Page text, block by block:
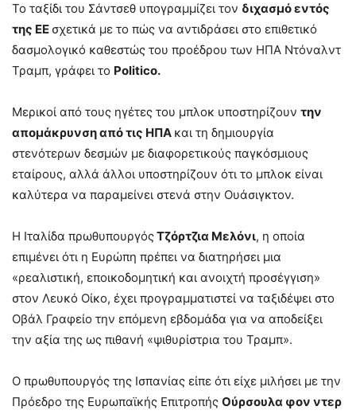
Το ταξίδι του Σάντσεθ υπογραμμίζει τον διχασμό εντός
της ΕΕ σχετικά με το πώς να αντιδράσει στο επιθετικό
δασμολογικό καθεστώς του προέδρου των ΗΠΑ Ντόναλντ
Τραμπ, γράφει το Politico.
Μερικοί από τους ηγέτες του μπλοκ υποστηρίζουν την
απομάκρυνση από τις ΗΠΑ και τη δημιουργία
στενότερων δεσμών με διαφορετικούς παγκόσμιους
εταίρους, αλλά άλλοι υποστηρίζουν ότι το μπλοκ είναι
καλύτερα να παραμείνει στενά στην Ουάσιγκτον.
Η Ιταλίδα πρωθυπουργόςΤζόρτζια Μελόνι, η οποία
επιμένει ότι η Ευρώπη πρέπει να διατηρήσει μια
«ρεαλιστική, εποικοδομητική και ανοιχτή προσέγγιση»
στον Λευκό Οίκο, έχει προγραμματιστεί να ταξιδέψει στο
Οβάλ Γραφείο την επόμενη εβδομάδα για να αποδείξει
την αξία της ως πιθανή «ψιθυρίστρια του Τραμπ».
Ο πρωθυπουργός της Ισπανίας είπε ότι είχε μιλήσει με την
Πρόεδρο της Ευρωπαϊκής Επιτροπής Ούρσουλα φον ντερ